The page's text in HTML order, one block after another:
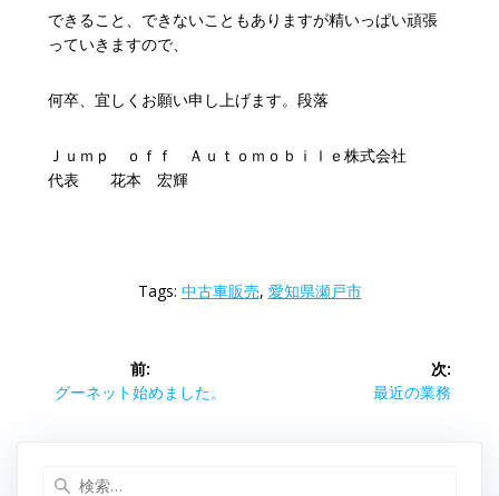
できること、できないこともありますが精いっぱい頑張
っていきますので、
何卒、宜しくお願い申し上げます。段落
Ｊｕｍｐ ｏｆｆ Ａｕｔｏｍｏｂｉｌｅ株式会社
代表 花本 宏輝
Tags: 中古車販売, 愛知県瀬戸市
前:
前
グーネット始めました。
次:
次
最近の業務